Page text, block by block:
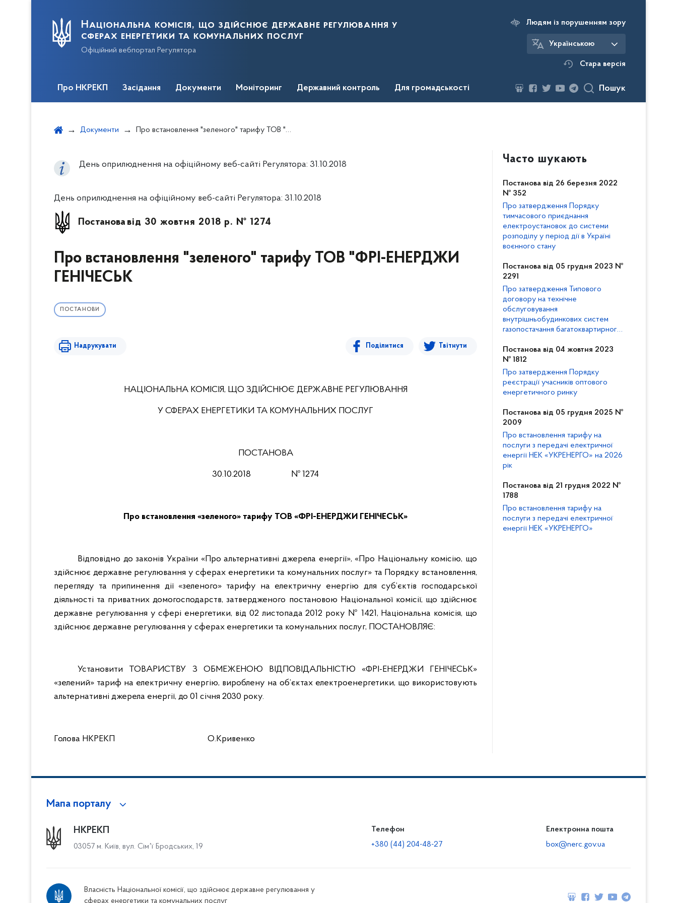
Національна комісія, що здійснює державне регулювання у
сферах енергетики та комунальних послуг
Офіційний вебпортал Регулятора
Людям із порушенням зору
Українською
Стара версія
Про НКРЕКП Засідання Документи Моніторинг Державний контроль Для громадськості Пошук
Документи Про встановлення "зеленого" тарифу ТОВ "ФРІ-ЕНЕРДЖИ ГЕНІЧЕСЬК
День оприлюднення на офіційному веб-сайті Регулятора: 31.10.2018
День оприлюднення на офіційному веб-сайті Регулятора: 31.10.2018
Постанова від 30 жовтня 2018 р. № 1274
Про встановлення "зеленого" тарифу ТОВ "ФРІ-ЕНЕРДЖИ
ГЕНІЧЕСЬК
ПОСТАНОВИ
Надрукувати Поділитися Твітнути
НАЦІОНАЛЬНА КОМІСІЯ, ЩО ЗДІЙСНЮЄ ДЕРЖАВНЕ РЕГУЛЮВАННЯ
У СФЕРАХ ЕНЕРГЕТИКИ ТА КОМУНАЛЬНИХ ПОСЛУГ
ПОСТАНОВА
30.10.2018 № 1274
Про встановлення «зеленого» тарифу ТОВ «ФРІ-ЕНЕРДЖИ ГЕНІЧЕСЬК»
Відповідно до законів України «Про альтернативні джерела енергії», «Про Національну комісію, що
здійснює державне регулювання у сферах енергетики та комунальних послуг» та Порядку встановлення,
перегляду та припинення дії «зеленого» тарифу на електричну енергію для суб’єктів господарської
діяльності та приватних домогосподарств, затвердженого постановою Національної комісії, що здійснює
державне регулювання у сфері енергетики, від 02 листопада 2012 року № 1421, Національна комісія, що
здійснює державне регулювання у сферах енергетики та комунальних послуг, ПОСТАНОВЛЯЄ:
Установити ТОВАРИСТВУ З ОБМЕЖЕНОЮ ВІДПОВІДАЛЬНІСТЮ «ФРІ-ЕНЕРДЖИ ГЕНІЧЕСЬК»
«зелений» тариф на електричну енергію, вироблену на об’єктах електроенергетики, що використовують
альтернативні джерела енергії, до 01 січня 2030 року.
Голова НКРЕКП О.Кривенко
Часто шукають
Постанова від 26 березня 2022
№ 352
Про затвердження Порядку
тимчасового приєднання
електроустановок до системи
розподілу у період дії в Україні
воєнного стану
Постанова від 05 грудня 2023 №
2291
Про затвердження Типового
договору на технічне
обслуговування
внутрішньобудинкових систем
газопостачання багатоквартирного
Кодексу газорозподільних систем
Постанова від 04 жовтня 2023
№ 1812
Про затвердження Порядку
реєстрації учасників оптового
енергетичного ринку
Постанова від 05 грудня 2025 №
2009
Про встановлення тарифу на
послуги з передачі електричної
енергії НЕК «УКРЕНЕРГО» на 2026
рік
Постанова від 21 грудня 2022 №
1788
Про встановлення тарифу на
послуги з передачі електричної
енергії НЕК «УКРЕНЕРГО»
Мапа порталу
НКРЕКП
03057 м. Київ, вул. Сімʼї Бродських, 19
Телефон
+380 (44) 204-48-27
Електронна пошта
box@nerc.gov.ua
Власність Національної комісії, що здійснює державне регулювання у
сферах енергетики та комунальних послуг